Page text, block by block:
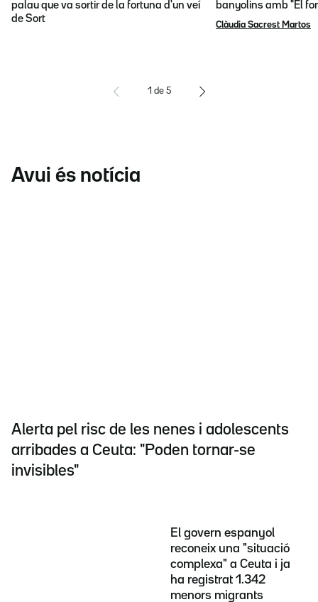
palau que va sortir de la fortuna d'un veí
de Sort
banyolins amb "El
Clàudia Sacrest Martos
1 de 5
Avui és notícia
Alerta pel risc de les nenes i adolescents
arribades a Ceuta: "Poden tornar-se
invisibles"
El govern espanyol
reconeix una "situació
complexa" a Ceuta i ja
ha registrat 1.342
menors migrants